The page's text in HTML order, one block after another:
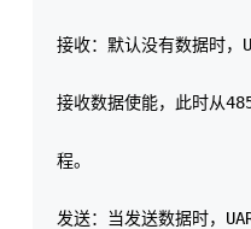
接收：默认没有数据时，
接收数据使能，此时从
程。
发送：当发送数据时，